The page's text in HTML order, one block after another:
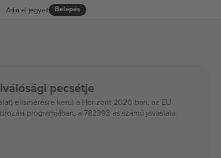
Belépés
Adja el jegyeit
pecsétje
elismerésre kerül a Horizont 2020-ban, az EU
programjában, a 782393-as számú javaslata